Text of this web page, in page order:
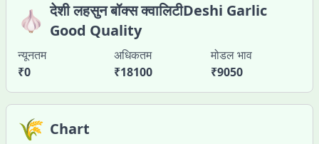
🧄 देशी लहसुन बॉक्स क्वालिटीDeshi Garlic
Good Quality
न्यूनतम
₹0
अधिकतम
₹18100
मोडल भाव
₹9050
🌾 Chart